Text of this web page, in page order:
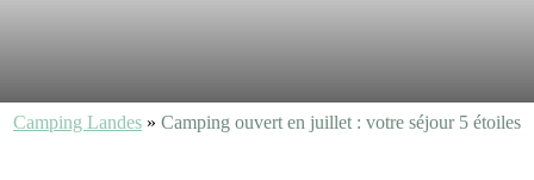
Camping Landes » Camping ouvert en juillet : votre séjour 5 étoiles